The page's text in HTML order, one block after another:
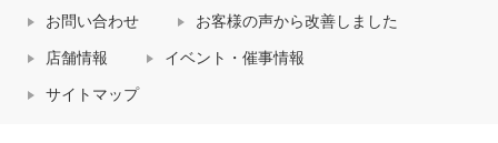
お問い合わせ お客様の声から改善しました
店舗情報 イベント・催事情報
サイトマップ